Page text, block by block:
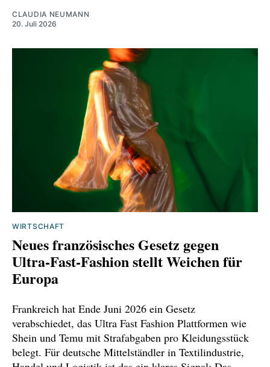
CLAUDIA NEUMANN
20. Juli 2026
WIRTSCHAFT
Neues französisches Gesetz gegen
Ultra-Fast-Fashion stellt Weichen für
Europa
Frankreich hat Ende Juni 2026 ein Gesetz
verabschiedet, das Ultra Fast Fashion Plattformen wie
Shein und Temu mit Strafabgaben pro Kleidungsstück
belegt. Für deutsche Mittelständler in Textilindustrie,